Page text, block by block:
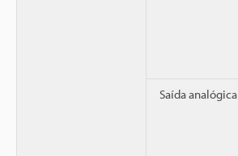
Saída analógica